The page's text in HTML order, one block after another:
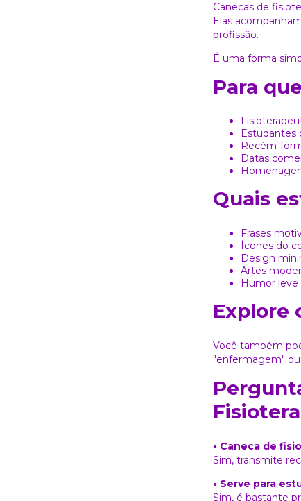
Canecas de
Elas
profissão.
É uma forma
Para
Estudantes
Recém-
Datas
Quais
Frases
Ícones do
Design
Artes
Humor leve
Explore
Você também
"enfermagem" ou
• Caneca de
Sim, transmite
• Serve para
Sim, é bastante